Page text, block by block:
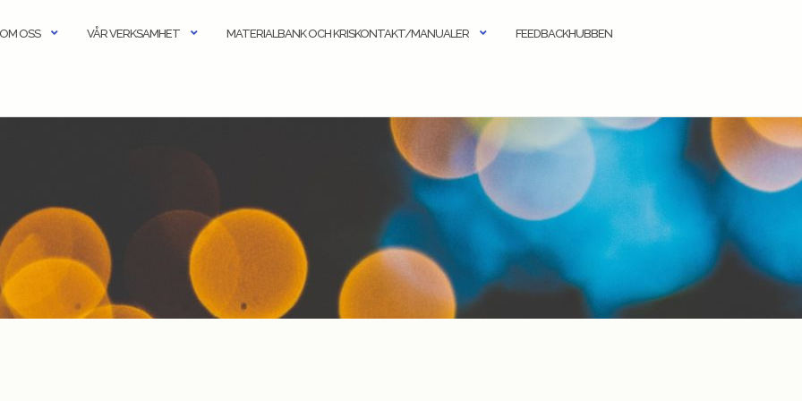
OM OSS VÅR VERKSAMHET MATERIALBANK OCH KRISKONTAKT/MANUALER FEEDBACKHUBBEN